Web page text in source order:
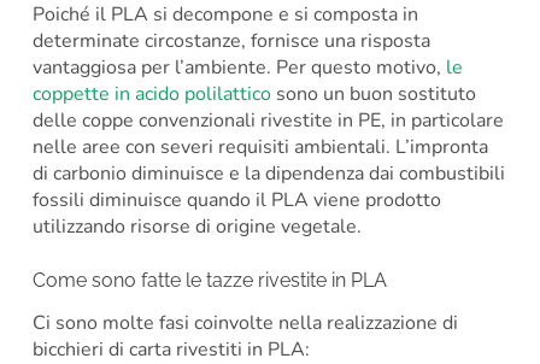
Poiché il PLA si decompone e si composta in
determinate circostanze, fornisce una risposta
vantaggiosa per l’ambiente. Per questo motivo, le
coppette in acido polilatticosono un buon sostituto
delle coppe convenzionali rivestite in PE, in particolare
nelle aree con severi requisiti ambientali. L’impronta
di carbonio diminuisce e la dipendenza dai combustibili
fossili diminuisce quando il PLA viene prodotto
utilizzando risorse di origine vegetale.
Come sono fatte le tazze rivestite in PLA
Ci sono molte fasi coinvolte nella realizzazione di
bicchieri di carta rivestiti in PLA: